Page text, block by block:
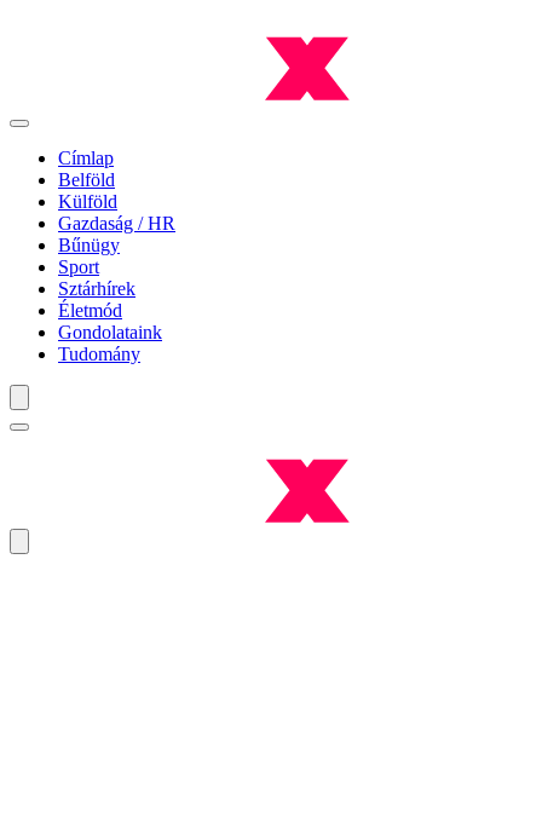
Címlap
Belföld
Külföld
Gazdaság / HR
Bűnügy
Sport
Sztárhírek
Életmód
Gondolataink
Tudomány